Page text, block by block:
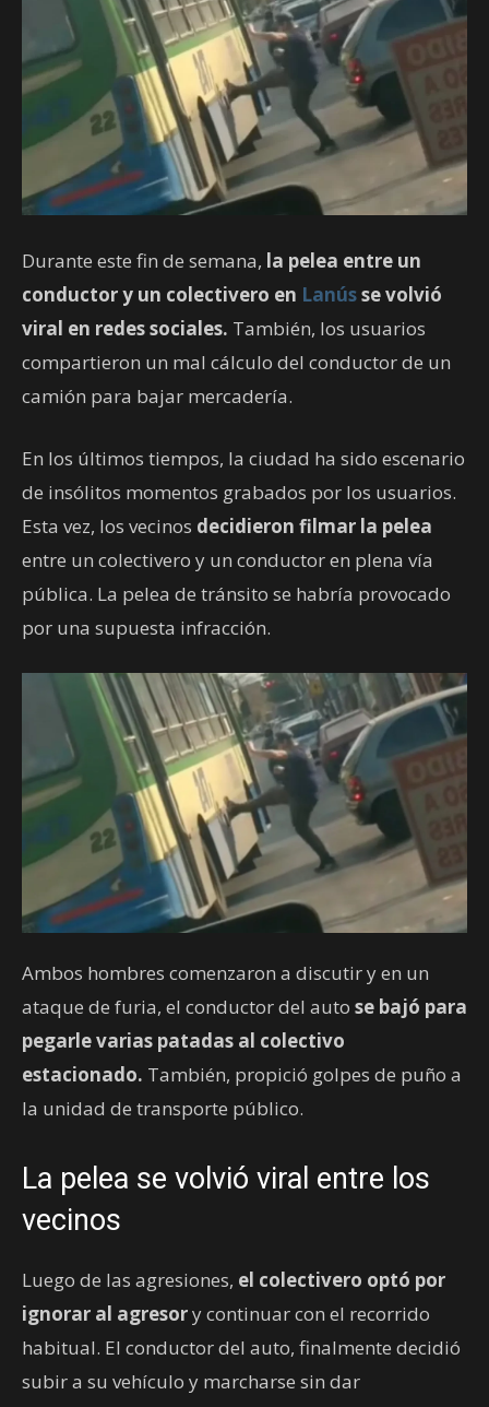
Durante este fin de semana, la pelea entre un
conductor y un colectivero en Lanússe volvió
viral en redes sociales. También, los usuarios
compartieron un mal cálculo del conductor de un
camión para bajar mercadería.
En los últimos tiempos, la ciudad ha sido escenario
de insólitos momentos grabados por los usuarios.
Esta vez, los vecinos decidieron filmar la pelea
entre un colectivero y un conductor en plena vía
pública. La pelea de tránsito se habría provocado
por una supuesta infracción.
Ambos hombres comenzaron a discutir y en un
ataque de furia, el conductor del auto se bajó para
pegarle varias patadas al colectivo
estacionado. También, propició golpes de puño a
la unidad de transporte público.
La pelea se volvió viral entre los
vecinos
Luego de las agresiones, el colectivero optó por
ignorar al agresory continuar con el recorrido
habitual. El conductor del auto, finalmente decidió
subir a su vehículo y marcharse sin dar